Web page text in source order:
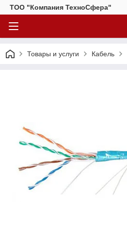
ТОО "Компания ТехноСфера"
Товары и услуги Кабель